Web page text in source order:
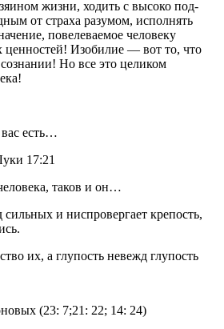
жизни, ходить с высоко под-
от страха разумом, исполнять
повелеваемое человеку
ценностей! Изобилие — вот то, что
Но все это целиком
есть…
17:21
таков и он…
и ниспровергает крепость,
их, а глупость невежд глупость
(23: 7;21: 22; 14: 24)